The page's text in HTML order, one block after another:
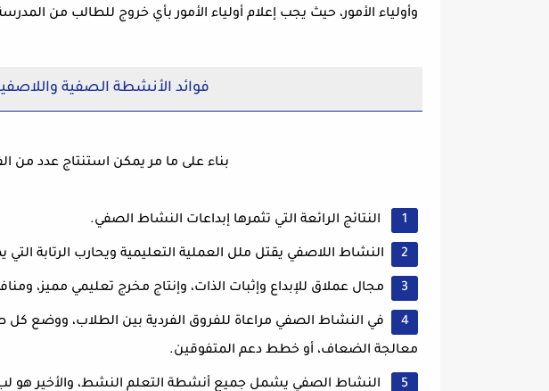
وأولياء الأمور، حيث يجب إعلام أولياء الأمور بأي خروج للطالب من
فوائد الأنشطة الصفية
بناء على ما مر يمكن استنتاج عدد من
النتائج الرائعة التي تثمرها إبداعات النشاط الصفي.
النشاط اللاصفي يقتل ملل العملية التعليمية ويحارب الرتابة
مجال عملاق للإبداع وإثبات الذات، وإنتاج مخرج تعليمي مميز،
في النشاط الصفي مراعاة للفروق الفردية بين الطلاب،
معالجة الضعاف، أو خطط دعم المتفوقين.
النشاط الصفي يشمل جميع أنشطة التعلم النشط، والأخير هو لب